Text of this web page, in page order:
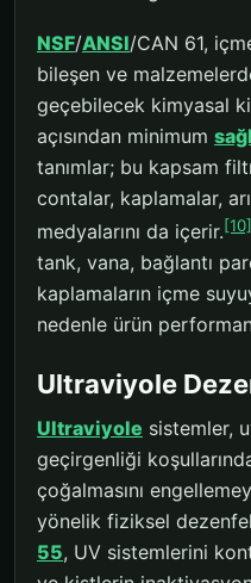
NSF/ANSI/CAN 61,
bileşen ve
geçebilecek kimyasal
açısından minimum
tanımlar; bu kapsam
contalar, kaplamalar,
medyalarını da içerir.[10]
tank, vana, bağlantı
kaplamaların içme
nedenle ürün
Ultraviyole
Ultraviyole sistemler,
geçirgenliği
çoğalmasını
yönelik fiziksel
55, UV sistemlerini